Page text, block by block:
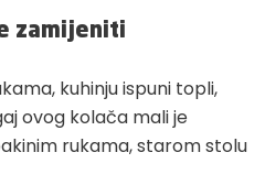
zamijeniti
kuhinju ispuni topli,
ovog kolača mali je
rukama, starom stolu